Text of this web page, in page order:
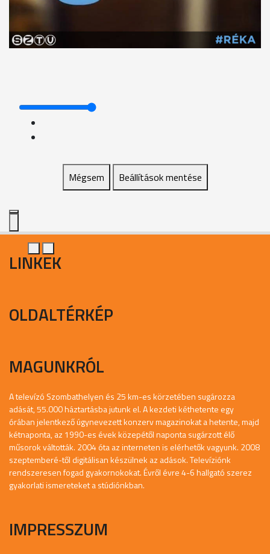
Mégsem Beállítások mentése
LINKEK
OLDALTÉRKÉP
MAGUNKRÓL
A televízó Szombathelyen és 25 km-es körzetében sugározza
adását, 55.000 háztartásba jutunk el. A kezdeti kéthetente egy
órában jelentkező úgynevezett konzerv magazinokat a hetente, majd
kétnaponta, az 1990-es évek közepétől naponta sugárzott élő
műsorok váltották. 2004 óta az interneten is elérhetők vagyunk. 2008
szeptemberé-től digitálisan készülnek az adások. Televíziónk
rendszeresen fogad gyakornokokat. Évről évre 4-6 hallgató szerez
gyakorlati ismereteket a stúdiónkban.
IMPRESSZUM